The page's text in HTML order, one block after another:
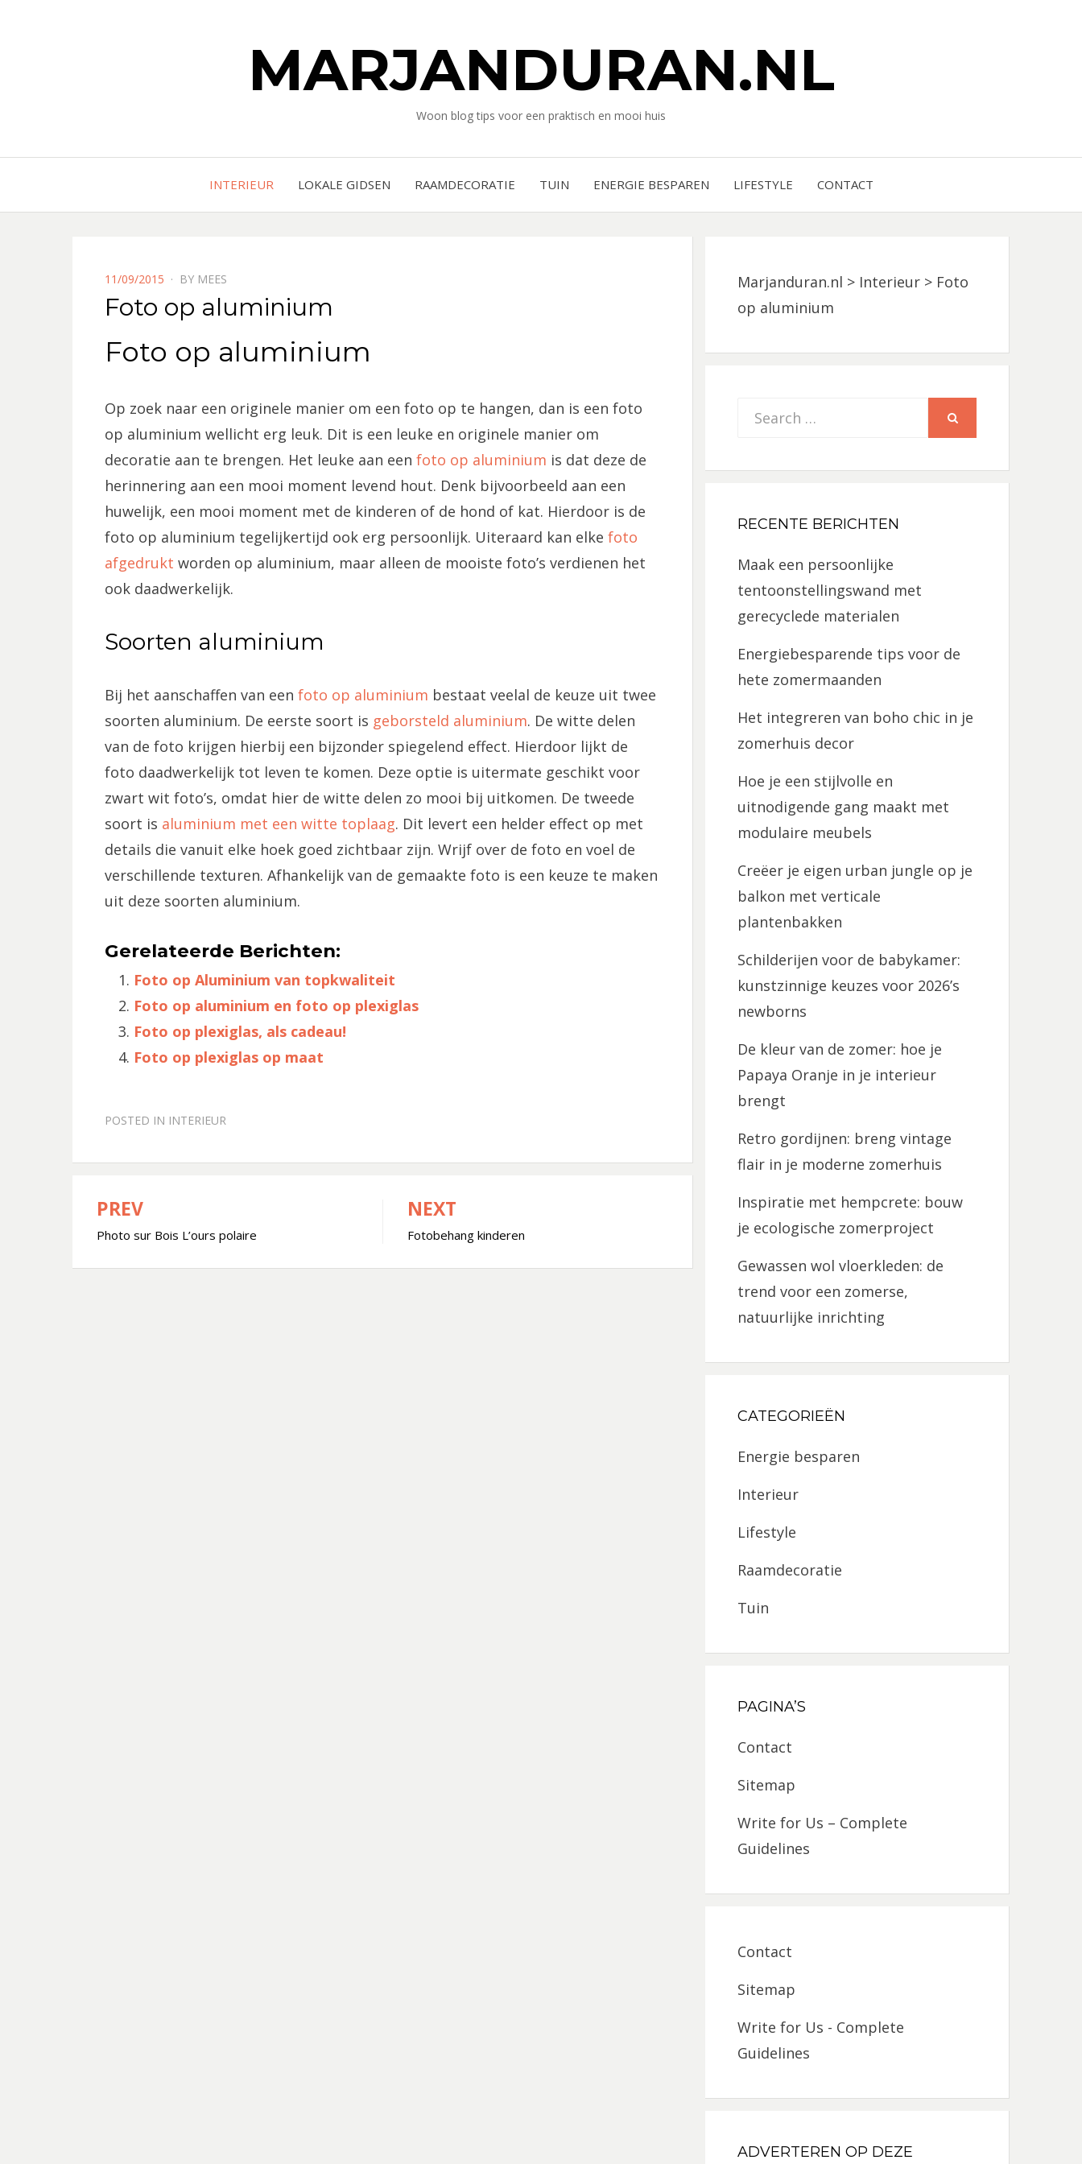
MARJANDURAN.NL
Woon blog tips voor een praktisch en mooi huis
INTERIEUR LOKALE GIDSEN RAAMDECORATIE TUIN ENERGIE BESPAREN LIFESTYLE CONTACT
POSTED
ON
11/09/2015 BY MEES
Foto op aluminium
Foto op aluminium
Op zoek naar een originele manier om een foto op te hangen, dan is een foto
op aluminium wellicht erg leuk. Dit is een leuke en originele manier om
decoratie aan te brengen. Het leuke aan een foto op aluminium is dat deze de
herinnering aan een mooi moment levend hout. Denk bijvoorbeeld aan een
huwelijk, een mooi moment met de kinderen of de hond of kat. Hierdoor is de
foto op aluminium tegelijkertijd ook erg persoonlijk. Uiteraard kan elke foto
afgedrukt worden op aluminium, maar alleen de mooiste foto’s verdienen het
ook daadwerkelijk.
Soorten aluminium
Bij het aanschaffen van een foto op aluminium bestaat veelal de keuze uit twee
soorten aluminium. De eerste soort is geborsteld aluminium. De witte delen
van de foto krijgen hierbij een bijzonder spiegelend effect. Hierdoor lijkt de
foto daadwerkelijk tot leven te komen. Deze optie is uitermate geschikt voor
zwart wit foto’s, omdat hier de witte delen zo mooi bij uitkomen. De tweede
soort is aluminium met een witte toplaag. Dit levert een helder effect op met
details die vanuit elke hoek goed zichtbaar zijn. Wrijf over de foto en voel de
verschillende texturen. Afhankelijk van de gemaakte foto is een keuze te maken
uit deze soorten aluminium.
Gerelateerde Berichten:
Foto op Aluminium van topkwaliteit
Foto op aluminium en foto op plexiglas
Foto op plexiglas, als cadeau!
Foto op plexiglas op maat
POSTED IN INTERIEUR
Bericht
navigatie
PREV
Photo sur Bois L’ours polaire
NEXT
Fotobehang kinderen
Marjanduran.nl > Interieur > Foto
op aluminium
Search
RECENTE BERICHTEN
Maak een persoonlijke
tentoonstellingswand met
gerecyclede materialen
Energiebesparende tips voor de
hete zomermaanden
Het integreren van boho chic in je
zomerhuis decor
Hoe je een stijlvolle en
uitnodigende gang maakt met
modulaire meubels
Creëer je eigen urban jungle op je
balkon met verticale
plantenbakken
Schilderijen voor de babykamer:
kunstzinnige keuzes voor 2026’s
newborns
De kleur van de zomer: hoe je
Papaya Oranje in je interieur
brengt
Retro gordijnen: breng vintage
flair in je moderne zomerhuis
Inspiratie met hempcrete: bouw
je ecologische zomerproject
Gewassen wol vloerkleden: de
trend voor een zomerse,
natuurlijke inrichting
CATEGORIEËN
Energie besparen
Interieur
Lifestyle
Raamdecoratie
Tuin
PAGINA’S
Contact
Sitemap
Write for Us – Complete
Guidelines
Contact
Sitemap
Write for Us - Complete
Guidelines
ADVERTEREN OP DEZE